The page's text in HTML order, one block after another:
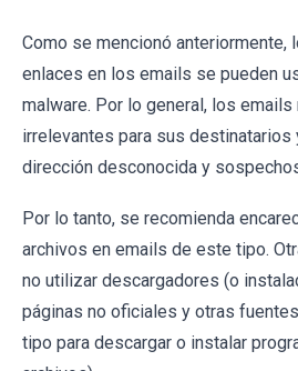
Como se mencionó anteriormente,
enlaces en los emails se pueden
malware. Por lo general, los
irrelevantes para sus destinatarios
dirección desconocida y
Por lo tanto, se recomienda
archivos en emails de este tipo.
no utilizar descargadores (o
páginas no oficiales y otras
tipo para descargar o instalar